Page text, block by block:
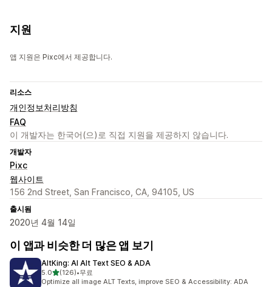
지원
앱 지원은 Pixc에서 제공합니다.
리소스
개인정보처리방침
FAQ
이 개발자는 한국어(으)로 직접 지원을 제공하지 않습니다.
개발자
Pixc
웹사이트
156 2nd Street, San Francisco, CA, 94105, US
출시됨
2020년 4월 14일
이 앱과 비슷한 더 많은 앱 보기
AltKing: AI Alt Text SEO & ADA
5.0별 5개 중
(126)
총 리뷰 126개
•무료
Optimize all image ALT Texts, improve SEO & Accessibility: ADA